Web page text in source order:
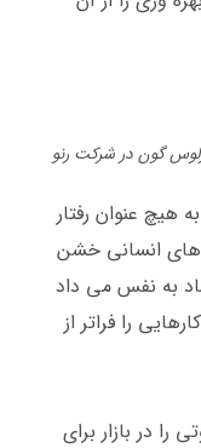
گون در شرکت رنو
هیچ عنوان رفتار
انسانی خشن
به نفس می داد
را فراتر از
را در بازار برای